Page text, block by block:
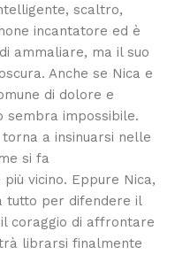
scaltro,
incantatore ed è
ammaliare, ma il suo
Anche se Nica e
di dolore e
sembra impossibile.
a insinuarsi nelle
si fa
vicino. Eppure Nica,
tutto per difendere il
coraggio di affrontare
librarsi finalmente